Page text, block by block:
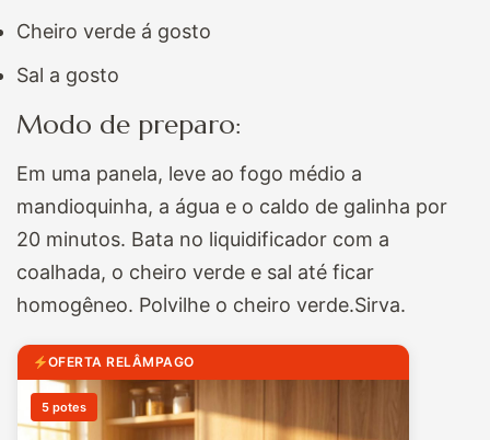
Cheiro verde á gosto
Sal a gosto
Modo de preparo:
Em uma panela, leve ao fogo médio a
mandioquinha, a água e o caldo de galinha por
20 minutos. Bata no liquidificador com a
coalhada, o cheiro verde e sal até ficar
homogêneo. Polvilhe o cheiro verde.Sirva.
OFERTA RELÂMPAGO
5 potes